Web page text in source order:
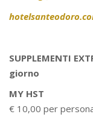
SUPPLEMENTI
giorno
MY HST
€ 10,00 per